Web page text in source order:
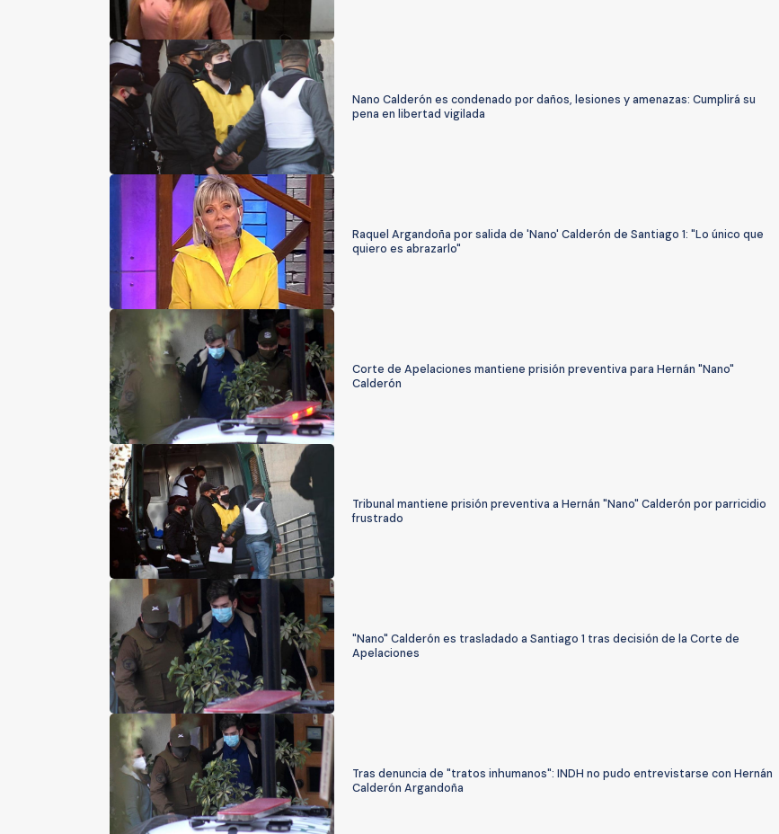
Nano Calderón es condenado por daños, lesiones y amenazas: Cumplirá su
pena en libertad vigilada
Raquel Argandoña por salida de 'Nano' Calderón de Santiago 1: "Lo único que
quiero es abrazarlo"
Corte de Apelaciones mantiene prisión preventiva para Hernán "Nano"
Calderón
Tribunal mantiene prisión preventiva a Hernán "Nano" Calderón por parricidio
frustrado
"Nano" Calderón es trasladado a Santiago 1 tras decisión de la Corte de
Apelaciones
Tras denuncia de "tratos inhumanos": INDH no pudo entrevistarse con Hernán
Calderón Argandoña